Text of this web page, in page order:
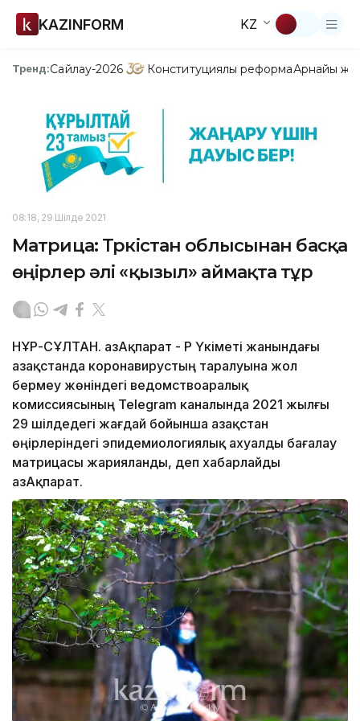
KAZINFORM KZ
Тренд:Сайлау-2026 Конституциялық реформаАрнайы
08:18, 29 Шілде 2021
Матрица: Түркістан облысынан басқа
өңірлер әлі «қызыл» аймақта тұр
НҰР-СҰЛТАН. ҚазАқпарат - ҚР Үкіметі жанындағы
Қазақстанда коронавирустың таралуына жол
бермеу жөніндегі ведомствоаралық
комиссиясының Telegram каналында 2021 жылғы
29 шілдедегі жағдай бойынша Қазақстан
өңірлеріндегі эпидемиологиялық ахуалды бағалау
матрицасы жарияланды, деп хабарлайды
ҚазАқпарат.